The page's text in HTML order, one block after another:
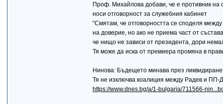
Проф. Михайлова добави, че е противник на
носи отговорност за служебния кабинет
“Смятам, че отговорността се споделя
на доверие, но ако не приема част от
че нищо не зависи от президента, дори
Тя може да иска от премиера промяна в
Нинова: Бъдещето минава през
Тя не изключва коалиция между Радев и ПП-
https://www.dnes.bg/a/1-bulgaria/711566-